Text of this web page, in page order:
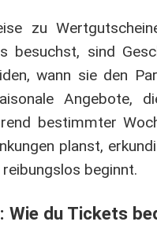
zu
besuchst, sind
wann sie den
Angebote,
bestimmter
planst,
beginnt.
Wie du Tickets